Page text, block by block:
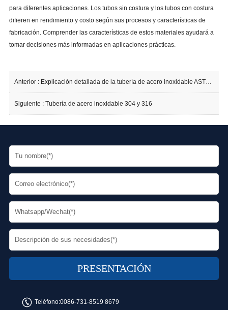
para diferentes aplicaciones. Los tubos sin costura y los tubos con costura
difieren en rendimiento y costo según sus procesos y características de
fabricación. Comprender las características de estos materiales ayudará a
tomar decisiones más informadas en aplicaciones prácticas.
Anterior : Explicación detallada de la tubería de acero inoxidable ASTM A312
Siguiente : Tubería de acero inoxidable 304 y 316
Teléfono:0086-731-8519 8679